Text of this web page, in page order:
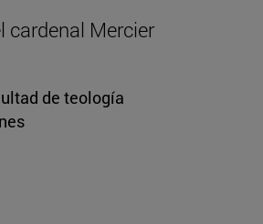
cardenal Mercier
de teología